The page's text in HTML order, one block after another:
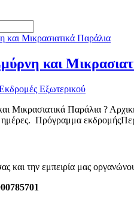
και
Εξωτερικού
Μικρασιατικά Παράλια ?
ημέρες. Πρόγραμμα
και την εμπειρία μας